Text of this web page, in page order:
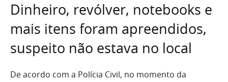
Dinheiro, revólver, notebooks e
mais itens foram apreendidos,
suspeito não estava no local
De acordo com a Polícia Civil, no momento da